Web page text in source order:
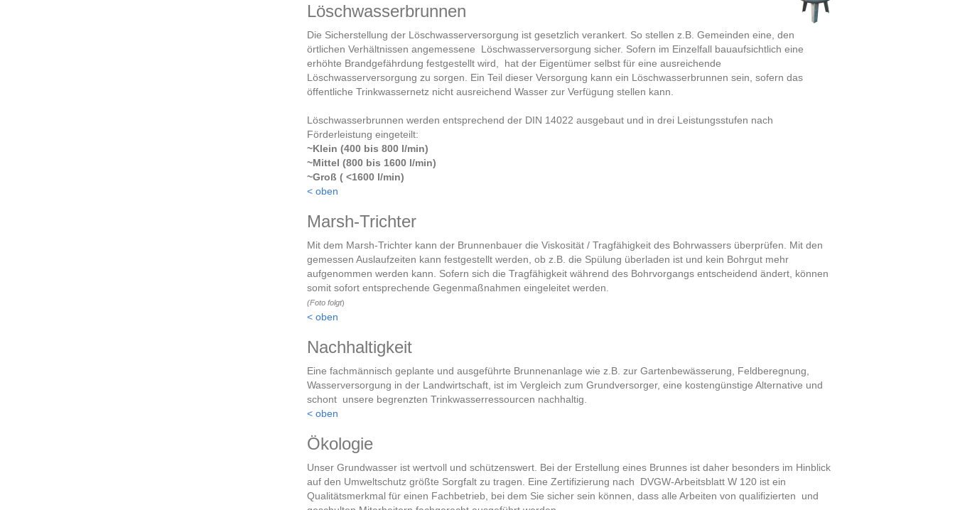
Löschwasserbrunnen
Die Sicherstellung der Löschwasserversorgung ist gesetzlich verankert. So stellen z.B. Gemeinden eine, den
örtlichen Verhältnissen angemessene Löschwasserversorgung sicher. Sofern im Einzelfall bauaufsichtlich eine
erhöhte Brandgefährdung festgestellt wird, hat der Eigentümer selbst für eine ausreichende
Löschwasserversorgung zu sorgen. Ein Teil dieser Versorgung kann ein Löschwasserbrunnen sein, sofern das
öffentliche Trinkwassernetz nicht ausreichend Wasser zur Verfügung stellen kann.
Löschwasserbrunnen werden entsprechend der DIN 14022 ausgebaut und in drei Leistungsstufen nach
Förderleistung eingeteilt:
~Klein (400 bis 800 l/min)
~Mittel (800 bis 1600 l/min)
~Groß ( <1600 l/min)
< oben
Marsh-Trichter
Mit dem Marsh-Trichter kann der Brunnenbauer die Viskosität / Tragfähigkeit des Bohrwassers überprüfen. Mit den
gemessen Auslaufzeiten kann festgestellt werden, ob z.B. die Spülung überladen ist und kein Bohrgut mehr
aufgenommen werden kann. Sofern sich die Tragfähigkeit während des Bohrvorgangs entscheidend ändert, können
somit sofort entsprechende Gegenmaßnahmen eingeleitet werden.
(Foto folgt)
< oben
Nachhaltigkeit
Eine fachmännisch geplante und ausgeführte Brunnenanlage wie z.B. zur Gartenbewässerung, Feldberegnung,
Wasserversorgung in der Landwirtschaft, ist im Vergleich zum Grundversorger, eine kostengünstige Alternative und
schont unsere begrenzten Trinkwasserressourcen nachhaltig.
< oben
Ökologie
Unser Grundwasser ist wertvoll und schützenswert. Bei der Erstellung eines Brunnes ist daher besonders im Hinblick
auf den Umweltschutz größte Sorgfalt zu tragen. Eine Zertifizierung nach DVGW-Arbeitsblatt W 120 ist ein
Qualitätsmerkmal für einen Fachbetrieb, bei dem Sie sicher sein können, dass alle Arbeiten von qualifizierten und